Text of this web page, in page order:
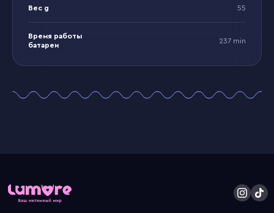
Вес g 55
Время работы
батареи
237 min